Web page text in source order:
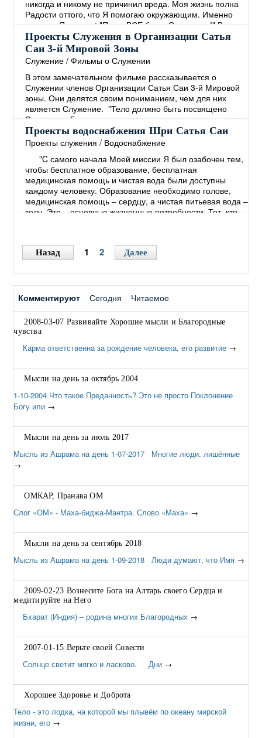
никогда и никому не причинил вреда. Моя жизнь полна
Радости оттого, что Я помогаю окружающим. Именно
поэтому Я говорю: "Пусть ВСЕ будут Счастливы!" Все
должны быть Здоровы, Счастливы и полны Радости."
Сатья Саи Баба Божественная Беседа, 20 октября 2002
Молодёжь зоны 9А активно вовлечена в проекты
Служения, такие как: устранение последствий
Проекты Служения в Организации Сатья
Саи 3-й Мировой Зоны
Служение /Фильмы о Служении
В этом замечательном фильме рассказывается о
Служении членов Организации Сатья Саи 3-й Мировой
зоны. Они делятся своим пониманием, чем для них
является Служение. "Тело должно быть посвящено
Служению. Божественность живущая в вас, также есть в
каждом. Лучший Путь к Богу - это Любить ВСЕХ и
Служить ВСЕМ! Если вы по настоящему хотите
распространять Послание Мира, тогда сначала
взрастите Покой в себе. Откуда вы можете черпать этот
Покой? Только из→
Проекты водоснабжения Шри Сатья Саи
Проекты служения / Водоснабжение
"C самого начала Моей миссии Я был озабочен тем,
чтобы бесплатное образование, бесплатная
медицинская помощь и чистая вода были доступны
каждому человеку. Образование необходимо голове,
медицинская помощь – сердцу, а чистая питьевая вода –
телу. Это – основные жизненные потребности. Тот, кто
Сатья Саи.
Назад 1 2 Далее
Комментируют Сегодня Читаемое
2008-03-07 Развивайте Хорошие мысли и Благородные
чувства
Карма ответственна за рождение человека, его развитие →
Мысли на день за октябрь 2004
1-10-2004 Что такое Преданность? Это не просто Поклонение
Богу или →
Мысли на день за июль 2017
Мысль из Ашрама на день 1-07-2017 Многие люди, лишённые
→
ОМКАР, Пранава ОМ
Слог «ОМ» - Маха-биджа-Мантра. Слово «Маха» →
Мысли на день за сентябрь 2018
Мысль из Ашрама на день 1-09-2018 Люди думают, что Имя →
2009-02-23 Вознесите Бога на Алтарь своего Сердца и
медитируйте на Него
Бхарат (Индия) – родина многих Благородных →
2007-01-15 Верьте своей Совести
Солнце светит мягко и ласково. Дни →
Хорошее Здоровье и Доброта
Тело - это лодка, на которой мы плывём по океану мирской
жизни, его →